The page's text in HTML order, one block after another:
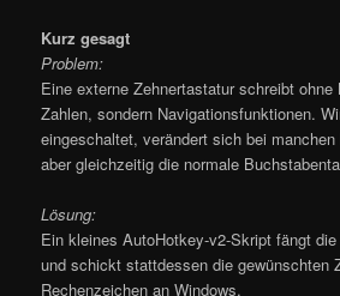
Kurz gesagt
Problem:
Eine externe Zehnertastatur schreibt ohne
Zahlen, sondern Navigationsfunktionen.
eingeschaltet, verändert sich bei
aber gleichzeitig die normale
Lösung:
Ein kleines AutoHotkey-v2-Skript fängt
und schickt stattdessen die gewünschten
Rechenzeichen an Windows.